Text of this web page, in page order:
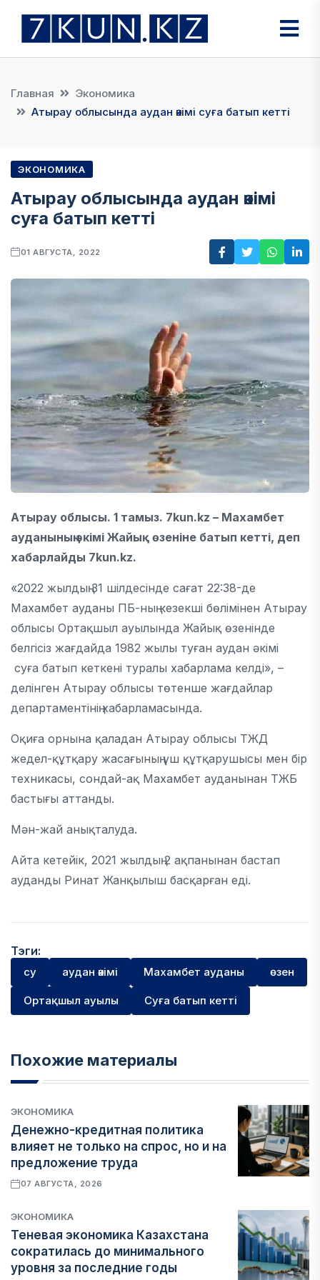
Главная
Экономика
Атырау облысында аудан әкімі суға батып кетті
ЭКОНОМИКА
Атырау облысында аудан әкімі
суға батып кетті
01 АВГУСТА, 2022
Атырау облысы. 1 тамыз. 7kun.kz – Махамбет
ауданының әкімі Жайық өзеніне батып кетті, деп
хабарлайды 7kun.kz.
«2022 жылдың 31 шілдесінде сағат 22:38-де
Махамбет ауданы ПБ-ның кезекші бөлімінен Атырау
облысы Ортақшыл ауылында Жайық өзенінде
белгісіз жағдайда 1982 жылы туған аудан әкімі
суға батып кеткені туралы хабарлама келді», –
делінген Атырау облысы төтенше жағдайлар
департаментінің хабарламасында.
Оқиға орнына қаладан Атырау облысы ТЖД
жедел-құтқару жасағының үш құтқарушысы мен бір
техникасы, сондай-ақ Махамбет ауданынан ТЖБ
бастығы аттанды.
Мән-жай анықталуда.
Айта кетейік, 2021 жылдың 2 ақпанынан бастап
ауданды Ринат Жанқылыш басқарған еді.
Тэги:
су аудан әкімі Махамбет ауданы өзен
Ортақшыл ауылы Суға батып кетті
Похожие материалы
ЭКОНОМИКА
Денежно-кредитная политика
влияет не только на спрос, но и на
предложение труда
07 АВГУСТА, 2026
ЭКОНОМИКА
Теневая экономика Казахстана
сократилась до минимального
уровня за последние годы